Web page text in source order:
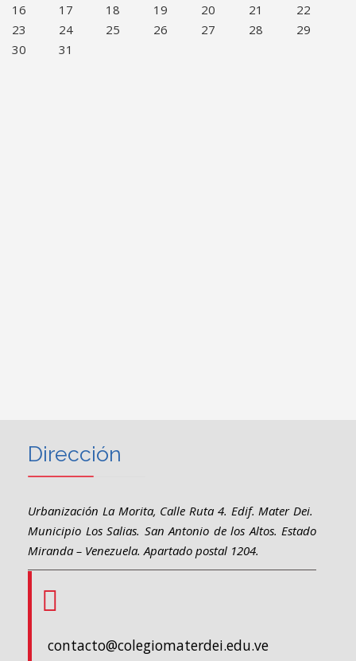
16
17 18 19 20 21
22
23
24 25 26 27 28
29
30
31
Dirección
Urbanización La Morita, Calle Ruta 4. Edif. Mater Dei.
Municipio Los Salias. San Antonio de los Altos. Estado
Miranda – Venezuela. Apartado postal 1204.
contacto@colegiomaterdei.edu.ve